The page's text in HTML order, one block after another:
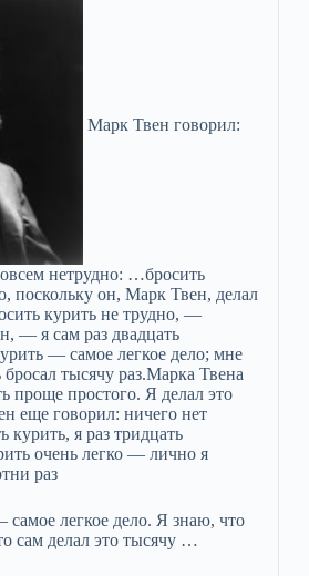
Марк Твен говорил:
нетрудно: …бросить
поскольку он, Марк Твен, делал
курить не трудно, —
— я сам раз двадцать
— самое легкое дело; мне
бросал тысячу раз.Марка Твена
проще простого. Я делал это
еще говорил: ничего нет
курить, я раз тридцать
очень легко — лично я
раз
легкое дело. Я знаю, что
сам делал это тысячу …